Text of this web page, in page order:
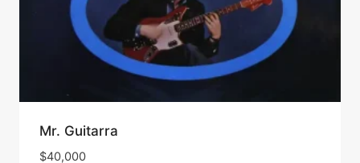
Mr. Guitarra
$40,000